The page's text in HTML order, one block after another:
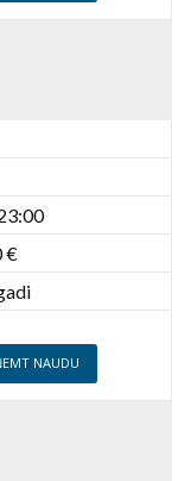
€
NAUDU